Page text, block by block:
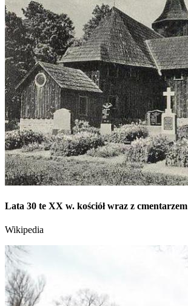
Lata 30 te XX w. kościół wraz z cmentarzem
Wikipedia